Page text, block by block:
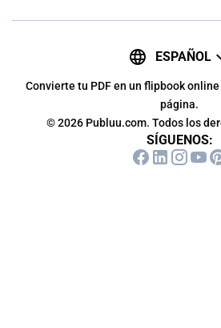
ESPAÑOL
Convierte tu PDF en un flipbook
página.
© 2026 Publuu.com. Todos los
SÍGUENOS: